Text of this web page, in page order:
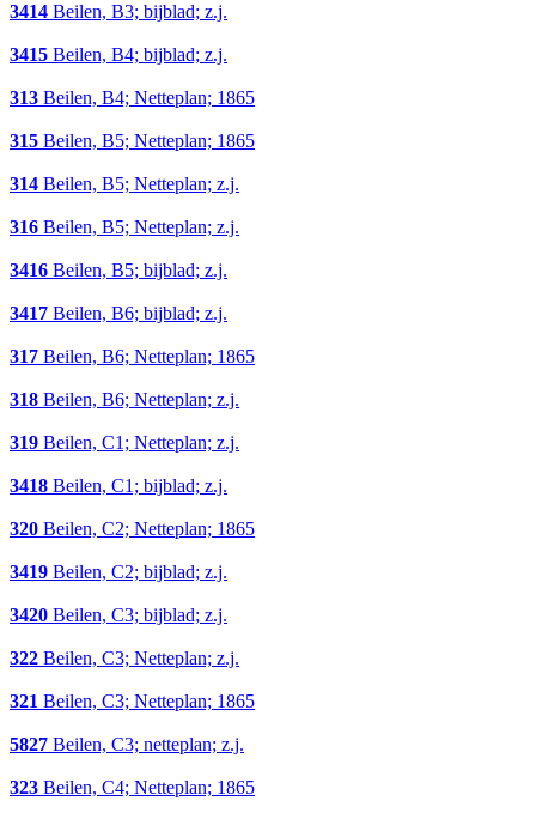
3414 Beilen, B3; bijblad; z.j.
3415 Beilen, B4; bijblad; z.j.
313 Beilen, B4; Netteplan; 1865
315 Beilen, B5; Netteplan; 1865
314 Beilen, B5; Netteplan; z.j.
316 Beilen, B5; Netteplan; z.j.
3416 Beilen, B5; bijblad; z.j.
3417 Beilen, B6; bijblad; z.j.
317 Beilen, B6; Netteplan; 1865
318 Beilen, B6; Netteplan; z.j.
319 Beilen, C1; Netteplan; z.j.
3418 Beilen, C1; bijblad; z.j.
320 Beilen, C2; Netteplan; 1865
3419 Beilen, C2; bijblad; z.j.
3420 Beilen, C3; bijblad; z.j.
322 Beilen, C3; Netteplan; z.j.
321 Beilen, C3; Netteplan; 1865
5827 Beilen, C3; netteplan; z.j.
323 Beilen, C4; Netteplan; 1865